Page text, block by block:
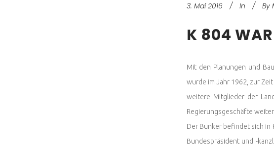
3. Mai 2016 In By
K 804
Mit den Planungen und
wurde im Jahr 1962, zur
weitere Mitglieder der
Regierungsgeschäfte
Der Bunker befindet sich in
Bundespräsident und -